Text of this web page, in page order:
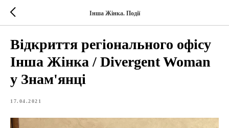
Інша Жінка. Події
Відкриття регіонального офісу
Інша Жінка / Divergent Woman
у Знам'янці
17.04.2021